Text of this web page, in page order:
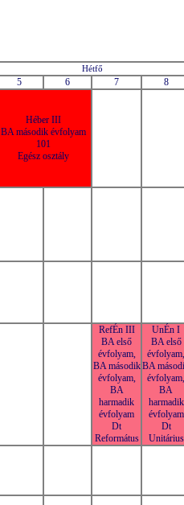
Hétfő
5 6 7 8
Héber III
BA második évfolyam
101
Egész osztály
RefÉn III
BA első
évfolyam,
BA második
évfolyam,
BA
harmadik
évfolyam
Dt
Református
UnÉn I
BA első
évfolyam,
BA
évfolyam,
BA
harmadik
évfolyam
Dt
Unitárius